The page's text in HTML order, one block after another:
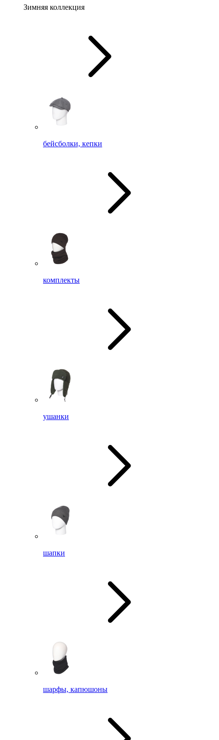
Зимняя коллекция
бейсболки, кепки
комплекты
ушанки
шапки
шарфы, капюшоны